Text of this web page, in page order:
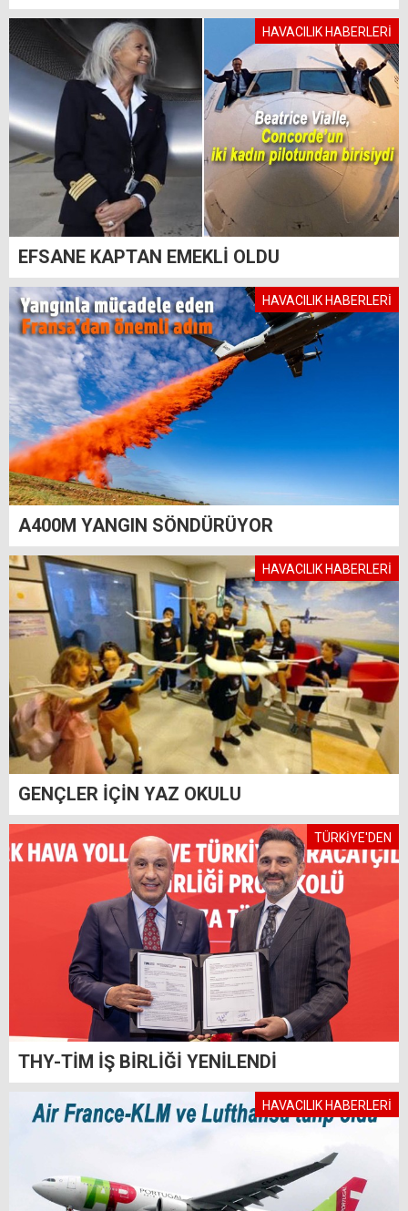
HAVACILIK HABERLERİ
EFSANE KAPTAN EMEKLİ OLDU
HAVACILIK HABERLERİ
A400M YANGIN SÖNDÜRÜYOR
HAVACILIK HABERLERİ
GENÇLER İÇİN YAZ OKULU
TÜRKİYE'DEN
THY-TİM İŞ BİRLİĞİ YENİLENDİ
HAVACILIK HABERLERİ